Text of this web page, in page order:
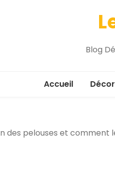
Blog
Accueil